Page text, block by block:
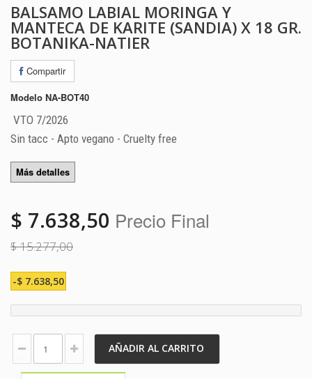
BALSAMO LABIAL MORINGA Y
MANTECA DE KARITE (SANDIA) X 18 GR.
BOTANIKA-NATIER
Compartir
Modelo NA-BOT40
VTO 7/2026
Sin tacc - Apto vegano - Cruelty free
Más detalles
$ 7.638,50 Precio Final
$ 15.277,00
-$ 7.638,50
AÑADIR AL CARRITO